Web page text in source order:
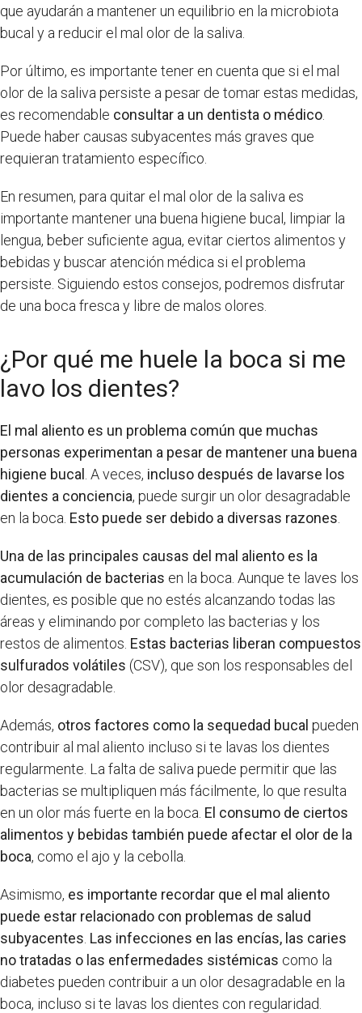
que ayudarán a mantener un equilibrio en la microbiota
bucal y a reducir el mal olor de la saliva.
Por último, es importante tener en cuenta que si el mal
olor de la saliva persiste a pesar de tomar estas medidas,
es recomendable consultar a un dentista o médico
Puede haber causas subyacentes más graves que
requieran tratamiento específico.
En resumen, para quitar el mal olor de la saliva es
importante mantener una buena higiene bucal, limpiar la
lengua, beber suficiente agua, evitar ciertos alimentos y
bebidas y buscar atención médica si el problema
persiste. Siguiendo estos consejos, podremos disfrutar
de una boca fresca y libre de malos olores.
¿Por qué me huele la boca si me
lavo los dientes?
El mal aliento es un problema común que muchas
personas experimentan a pesar de mantener una buena
higiene bucal . A veces, incluso después de lavarse los
dientes a conciencia, puede surgir un olor desagradable
en la boca. Esto puede ser debido a diversas razones
Una de las principales causas del mal aliento es la
acumulación de bacterias en la boca. Aunque te laves los
dientes, es posible que no estés alcanzando todas las
áreas y eliminando por completo las bacterias y los
restos de alimentos. Estas bacterias liberan compuestos
sulfurados volátiles (CSV), que son los responsables del
olor desagradable.
Además, otros factores como la sequedad bucal pueden
contribuir al mal aliento incluso si te lavas los dientes
regularmente. La falta de saliva puede permitir que las
bacterias se multipliquen más fácilmente, lo que resulta
en un olor más fuerte en la boca. El consumo de ciertos
alimentos y bebidas también puede afectar el olor de la
boca, como el ajo y la cebolla.
Asimismo, es importante recordar que el mal aliento
puede estar relacionado con problemas de salud
subyacentes Las infecciones en las encías, las caries
no tratadas o las enfermedades sistémicas como la
diabetes pueden contribuir a un olor desagradable en la
boca, incluso si te lavas los dientes con regularidad.